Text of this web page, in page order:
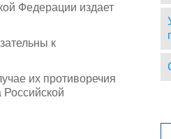
Федерации издает
к
их противоречия